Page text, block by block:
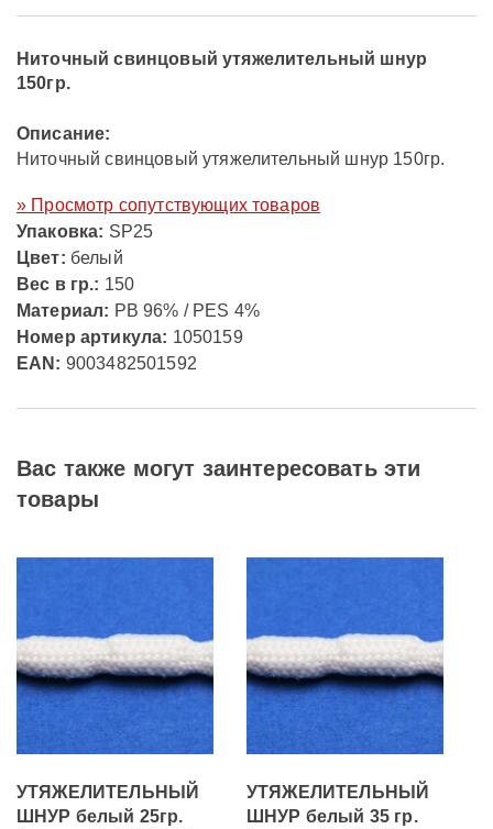
Ниточный свинцовый утяжелительный шнур
150гр.
Описание:
Ниточный свинцовый утяжелительный шнур 150гр.
» Просмотр сопутствующих товаров
Упаковка: SP25
Цвет: белый
Вес в гр.: 150
Материал: PB 96% / PES 4%
Номер артикула: 1050159
EAN: 9003482501592
Вас также могут заинтересовать эти
товары
УТЯЖЕЛИТЕЛЬНЫЙ
ШНУР белый 25гр.
УТЯЖЕЛИТЕЛЬНЫЙ
ШНУР белый 35 гр.